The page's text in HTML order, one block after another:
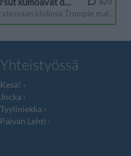
Yhteistyössä
Kesä!
Jocka
Tyyliniekka
Päivän Lehti